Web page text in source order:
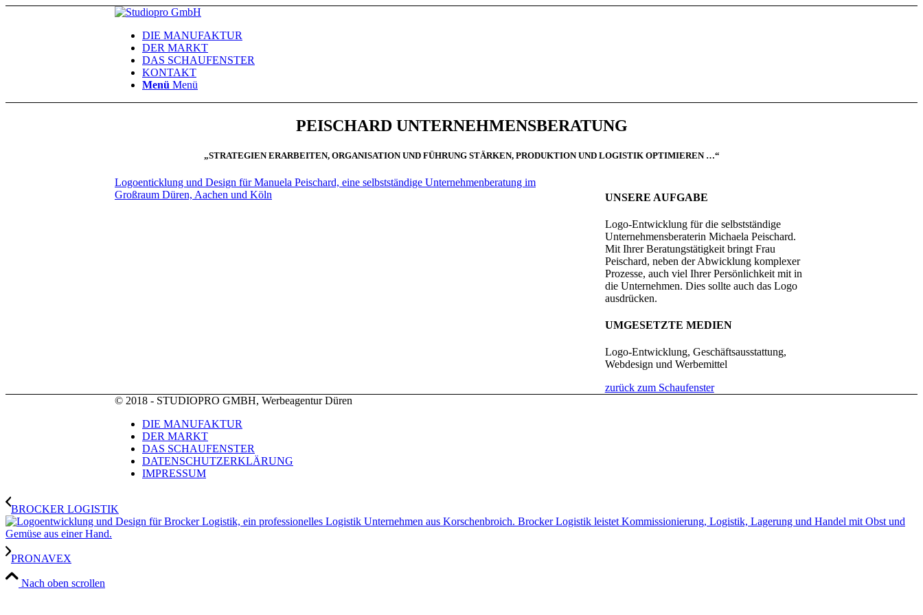
DIE MANUFAKTUR
DER MARKT
DAS SCHAUFENSTER
KONTAKT
Menü Menü
PEISCHARD UNTERNEHMENSBERATUNG
„STRATEGIEN ERARBEITEN, ORGANISATION UND FÜHRUNG STÄRKEN, PRODUKTION UND LOGISTIK OPTIMIEREN …“
Logoenticklung und Design für Manuela Peischard, eine selbstständige Unternehmenberatung im
Großraum Düren, Aachen und Köln
UNSERE AUFGABE
Logo-Entwicklung für die selbstständige
Unternehmensberaterin Michaela Peischard.
Mit Ihrer Beratungstätigkeit bringt Frau
Peischard, neben der Abwicklung komplexer
Prozesse, auch viel Ihrer Persönlichkeit mit in
die Unternehmen. Dies sollte auch das Logo
ausdrücken.
UMGESETZTE MEDIEN
Logo-Entwicklung, Geschäftsausstattung,
Webdesign und Werbemittel
zurück zum Schaufenster
© 2018 - STUDIOPRO GMBH, Werbeagentur Düren
DIE MANUFAKTUR
DER MARKT
DAS SCHAUFENSTER
DATENSCHUTZERKLÄRUNG
IMPRESSUM
BROCKER LOGISTIK
PRONAVEX
Nach oben scrollen